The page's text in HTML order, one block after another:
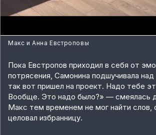
Макс и Анна Евстроповы
Пока Евстропов приходил в себя от
потрясения, Самонина подшучивала
так вот пришел на проект. Надо тебе
Вообще. Это надо было?» — смеялась
Макс тем временем не мог найти слов,
целовал избранницу.